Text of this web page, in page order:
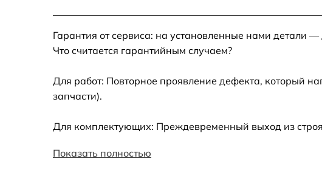
Гарантия от сервиса: на установленные нами детали —
Что считается гарантийным случаем?
Для работ: Повторное проявление дефекта, который
запчасти).
Для комплектующих: Преждевременный выход из
Показать полностью